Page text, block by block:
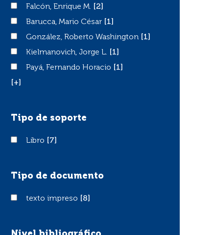
Falcón, Enrique M.
Falcón, Enrique M.
[2]
Barucca, Mario César
Barucca, Mario César
[1]
González, Roberto Washington
González, Roberto Washington
[1]
Kielmanovich, Jorge L.
Kielmanovich, Jorge L.
[1]
Payá, Fernando Horacio
Payá, Fernando Horacio
[1]
[+]
Tipo de soporte
LibroLibro [7]
Tipo de documento
texto impreso
texto impreso [8]